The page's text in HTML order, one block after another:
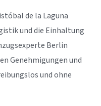
de la Laguna
und die Einhaltung
Berlin
Genehmigungen und
und ohne